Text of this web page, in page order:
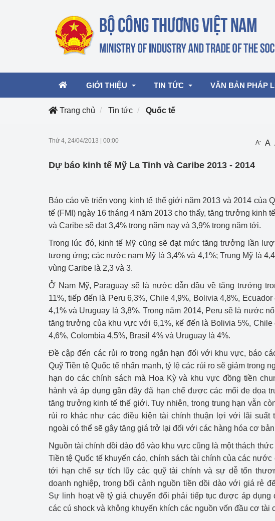
GIỚI THIỆU TIN TỨC
Hoạt động
mại, Dịch vụ Việt Nam 2026
Hoạt động của Bộ trưởng
Công Thương - Công luận
Họp báo
Thông cáo
Chuyển đổi số
Bản tin Thị trường Nông Lâm
Phát triển nguồn nhân lực
Phát triển bền vững
Tổ chức kiểm định
Tổ chức
động thuộc
Bộ Công
Tổ chức
động kiểm
làm việc ở
Cơ sở sản
LPG
Tổ chức
nghiệp vụ
lao động
Văn hóa ngành Công Thương
Tái cơ cấu ngành Công Thương
Quản lý thị trường
Sử dụng năng lượng tiết kiệm và
hiệu quả
Hiệu quả
Khoa học, công nghệ và đổi mới
Thông báo
VĂN BẢN PHÁP
Trang chủ Tin tức Quốc tế
Thứ 4, 24/04/2013 00:00 A- A
Dự báo kinh tế Mỹ La Tinh và Caribe 2013 - 2014
Báo cáo về triển vọng kinh tế thế giới năm 2013 và 2014 của
tế (FMI) ngày 16 tháng 4 năm 2013 cho thấy, tăng trưởng kinh
và Caribe sẽ đạt 3,4% trong năm nay và 3,9% trong năm tới.
Trong lúc đó, kinh tế Mỹ cũng sẽ đạt mức tăng trưởng lần
tương ứng; các nước nam Mỹ là 3,4% và 4,1%; Trung Mỹ là
vùng Caribe là 2,3 và 3.
Ở Nam Mỹ, Paraguay sẽ là nước dẫn đầu về tăng trưởng
11%, tiếp đến là Peru 6,3%, Chile 4,9%, Bolivia 4,8%, Ecuador
4,1% và Uruguay là 3,8%. Trong năm 2014, Peru sẽ là nước
tăng trưởng của khu vực với 6,1%, kế đến là Bolivia 5%, Chile
4,6%, Colombia 4,5%, Brasil 4% và Uruguay là 4%.
Đề cập đến các rủi ro trong ngắn hạn đối với khu vực, báo
Quỹ Tiền tệ Quốc tế nhấn mạnh, tỷ lệ các rủi ro sẽ giảm trong
hạn do các chính sách mà Hoa Kỳ và khu vực đồng tiền
hành và áp dụng gần đây đã hạn chế được các mối đe dọa
tăng trưởng kinh tế thế giới. Tuy nhiên, trong trung hạn vẫn
rủi ro khác như các điều kiện tài chính thuận lợi với lãi suất
ngoài có thể sẽ gây tăng giá trở lại đối với các hàng hóa cơ
Nguồn tài chính dồi dào đổ vào khu vực cũng là một thách
Tiền tệ Quốc tế khuyến cáo, chính sách tài chính của các
tới hạn chế sự tích lũy các quỹ tài chính và sự dễ tổn
doanh nghiệp, trong bối cảnh nguồn tiền dồi dào với giá rẻ
Sự linh hoạt về tỷ giá chuyển đổi phải tiếp tục được áp dụng
các cú shock và không khuyến khích các nguồn vốn đầu cơ tài